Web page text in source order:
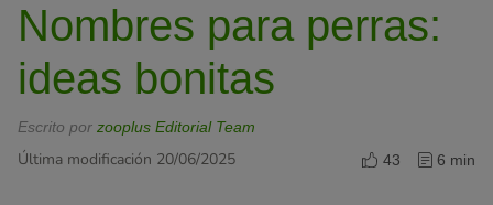
Nombres para perras:
ideas bonitas
Escrito por zooplus Editorial Team
Última modificación 20/06/2025 43 6 min